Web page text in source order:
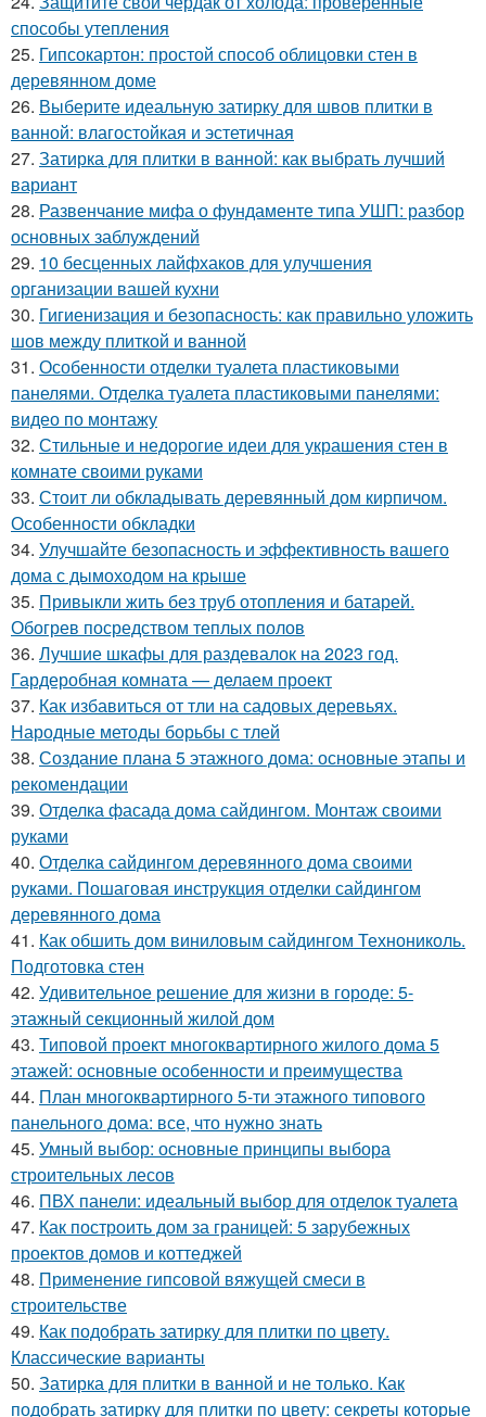
способы утепления
25. Гипсокартон: простой способ облицовки стен в
деревянном доме
26. Выберите идеальную затирку для швов плитки в
ванной: влагостойкая и эстетичная
27. Затирка для плитки в ванной: как выбрать лучший
вариант
28. Развенчание мифа о фундаменте типа УШП: разбор
основных заблуждений
29. 10 бесценных лайфхаков для улучшения
организации вашей кухни
30. Гигиенизация и безопасность: как правильно уложить
шов между плиткой и ванной
31. Особенности отделки туалета пластиковыми
панелями. Отделка туалета пластиковыми панелями:
видео по монтажу
32. Стильные и недорогие идеи для украшения стен в
комнате своими руками
33. Стоит ли обкладывать деревянный дом кирпичом.
Особенности обкладки
34. Улучшайте безопасность и эффективность вашего
дома с дымоходом на крыше
35. Привыкли жить без труб отопления и батарей.
Обогрев посредством теплых полов
36. Лучшие шкафы для раздевалок на 2023 год.
Гардеробная комната — делаем проект
37. Как избавиться от тли на садовых деревьях.
Народные методы борьбы с тлей
38. Создание плана 5 этажного дома: основные этапы и
рекомендации
39. Отделка фасада дома сайдингом. Монтаж своими
руками
40. Отделка сайдингом деревянного дома своими
руками. Пошаговая инструкция отделки сайдингом
деревянного дома
41. Как обшить дом виниловым сайдингом Технониколь.
Подготовка стен
42. Удивительное решение для жизни в городе: 5-
этажный секционный жилой дом
43. Типовой проект многоквартирного жилого дома 5
этажей: основные особенности и преимущества
44. План многоквартирного 5-ти этажного типового
панельного дома: все, что нужно знать
45. Умный выбор: основные принципы выбора
строительных лесов
46. ПВХ панели: идеальный выбор для отделок туалета
47. Как построить дом за границей: 5 зарубежных
проектов домов и коттеджей
48. Применение гипсовой вяжущей смеси в
строительстве
49. Как подобрать затирку для плитки по цвету.
Классические варианты
50. Затирка для плитки в ванной и не только. Как
подобрать затирку для плитки по цвету: секреты которые